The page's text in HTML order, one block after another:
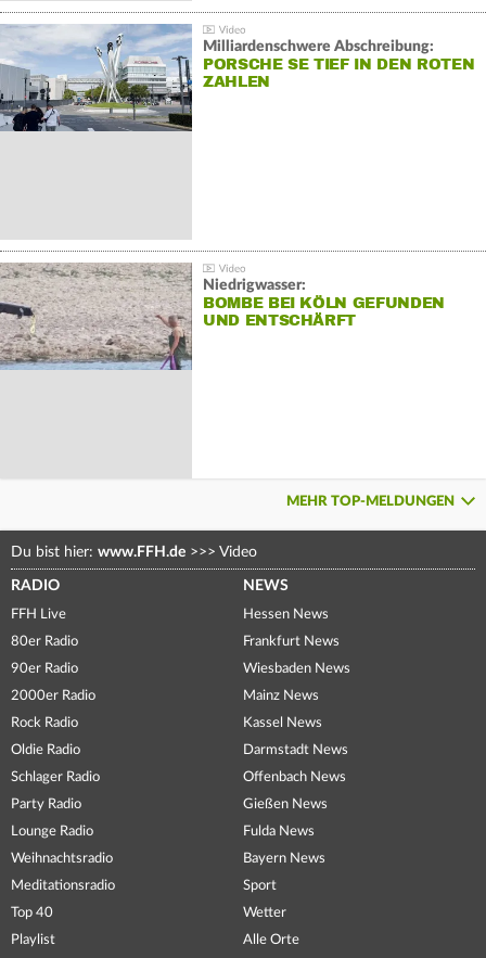
Milliardenschwere Abschreibung:
PORSCHE SE TIEF IN DEN ROTEN
ZAHLEN
Niedrigwasser:
BOMBE BEI KÖLN GEFUNDEN
UND ENTSCHÄRFT
MEHR TOP-MELDUNGEN
Du bist hier: www.FFH.de >>> Video
RADIO
FFH Live
80er Radio
90er Radio
2000er Radio
Rock Radio
Oldie Radio
Schlager Radio
Party Radio
Lounge Radio
Weihnachtsradio
Meditationsradio
Top 40
Playlist
NEWS
Hessen News
Frankfurt News
Wiesbaden News
Mainz News
Kassel News
Darmstadt News
Offenbach News
Gießen News
Fulda News
Bayern News
Sport
Wetter
Alle Orte